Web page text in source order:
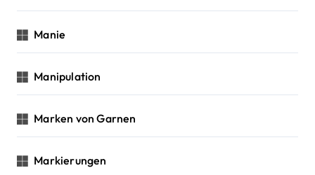
Manie
Manipulation
Marken von Garnen
Markierungen